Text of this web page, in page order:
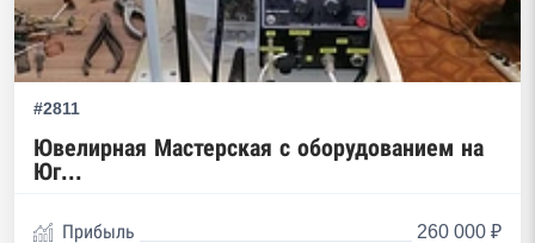
#2811
Ювелирная Мастерская с оборудованием на
Юг...
Прибыль
260 000 ₽